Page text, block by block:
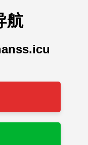
航